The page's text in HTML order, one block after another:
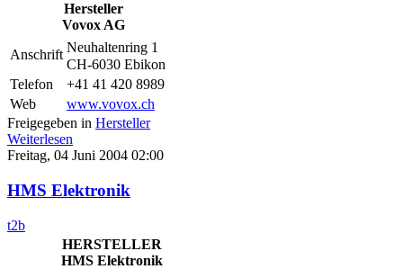
Hersteller
Vovox AG
Anschrift Neuhaltenring 1
CH-6030 Ebikon
Telefon
+41 41 420 8989
Web
www.vovox.ch
Freigegeben in Hersteller
Weiterlesen
Freitag, 04 Juni 2004 02:00
HMS Elektronik
t2b
HERSTELLER
HMS Elektronik